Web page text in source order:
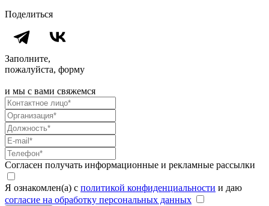
Поделиться
Заполните,
пожалуйста, форму
и мы с вами свяжемся
Согласен получать информационные и рекламные рассылки
Я ознакомлен(а) с политикой конфиденциальности и даю
согласие на обработку персональных данных